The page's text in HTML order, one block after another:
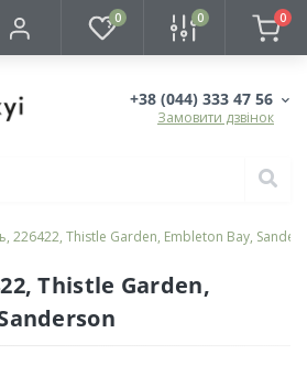
0 0 0
+38 (044) 333 47 56
Замовити дзвінок
226422, Thistle Garden, Embleton Bay,
Thistle Garden,